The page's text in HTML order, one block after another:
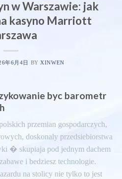
w Warszawie: jak
kasyno Marriott
年6月4日 BYXINWEN
byc barometr
przemian gospodarczych,
doskonaly przedsiebiorstwa
� skupiaja pod jednym dachem
i bedziesz technologie.
na stolicy nie tylko to jest